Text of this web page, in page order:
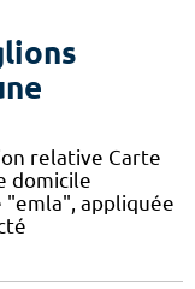
relative Carte
domicile
appliquée